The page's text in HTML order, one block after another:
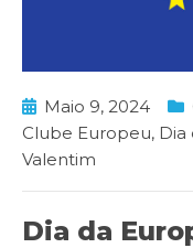
Maio 9, 2024
Clube Europeu, Dia
Valentim
Dia da